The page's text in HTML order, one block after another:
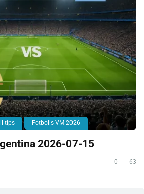
tips Fotbolls-VM 2026
2026-07-15
0 63